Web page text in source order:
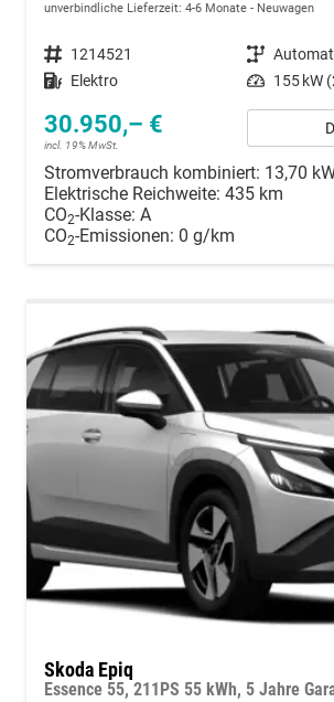
unverbindliche Lieferzeit: 4-6 Monate Neuwagen
Fahrzeugnummer 1214521 Getriebe
Kraftstoff Elektro Leistung 155 kW
30.950,– €
incl. 19% MwSt.
Stromverbrauch kombiniert: 13,70
Elektrische Reichweite: 435 km
CO2-Klasse: A
CO2-Emissionen: 0 g/km
Skoda Epiq